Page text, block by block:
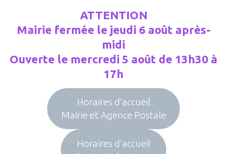
ATTENTION
Mairie fermée le jeudi 6 août après-
midi
Ouverte le mercredi 5 août de 13h30 à
17h
Horaires d’accueil
Mairie et Agence Postale
Horaires d’accueil